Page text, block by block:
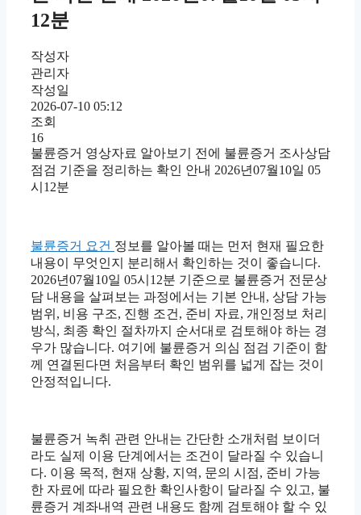
12분
작성자
관리자
작성일
2026-07-10 05:12
조회
16
불륜증거 영상자료 알아보기 전에 불륜증거 조사상담
점검 기준을 정리하는 확인 안내 2026년07월10일 05
시12분
불륜증거 요건 정보를 알아볼 때는 먼저 현재 필요한
내용이 무엇인지 분리해서 확인하는 것이 좋습니다.
2026년07월10일 05시12분 기준으로 불륜증거 전문상
담 내용을 살펴보는 과정에서는 기본 안내, 상담 가능
범위, 비용 구조, 진행 조건, 준비 자료, 개인정보 처리
방식, 최종 확인 절차까지 순서대로 검토해야 하는 경
우가 많습니다. 여기에 불륜증거 의심 점검 기준이 함
께 연결된다면 처음부터 확인 범위를 넓게 잡는 것이
안정적입니다.
불륜증거 녹취 관련 안내는 간단한 소개처럼 보이더
라도 실제 이용 단계에서는 조건이 달라질 수 있습니
다. 이용 목적, 현재 상황, 지역, 문의 시점, 준비 가능
한 자료에 따라 필요한 확인사항이 달라질 수 있고, 불
륜증거 계좌내역 관련 내용도 함께 검토해야 할 수 있